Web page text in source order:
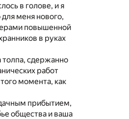
в голове, и я
меня нового,
повышенной
в руках
толпа, сдержанно
работ
момента, как
прибытием,
общества и ваша